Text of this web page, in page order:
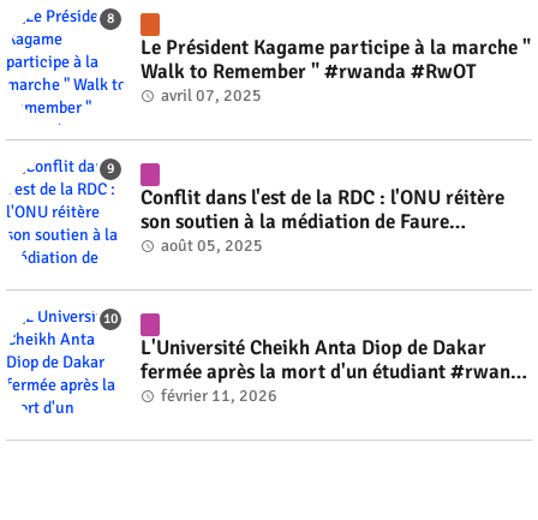
Le Président Kagame participe à la marche "
Walk to Remember " #rwanda #RwOT
avril 07, 2025
Conflit dans l'est de la RDC : l'ONU réitère
son soutien à la médiation de Faure
Gnassingbé #rwanda #RwOT
août 05, 2025
L'Université Cheikh Anta Diop de Dakar
fermée après la mort d'un étudiant #rwanda
#RwOT
février 11, 2026